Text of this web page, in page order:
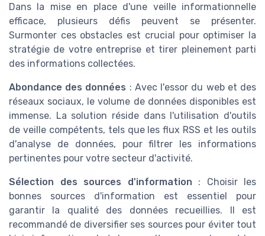
Dans la mise en place d'une veille informationnelle
efficace, plusieurs défis peuvent se présenter.
Surmonter ces obstacles est crucial pour optimiser la
stratégie de votre entreprise et tirer pleinement parti
des informations collectées.
Abondance des données : Avec l'essor du web et des
réseaux sociaux, le volume de données disponibles est
immense. La solution réside dans l'utilisation d'outils
de veille compétents, tels que les flux RSS et les outils
d'analyse de données, pour filtrer les informations
pertinentes pour votre secteur d'activité.
Sélection des sources d'information : Choisir les
bonnes sources d'information est essentiel pour
garantir la qualité des données recueillies. Il est
recommandé de diversifier ses sources pour éviter tout